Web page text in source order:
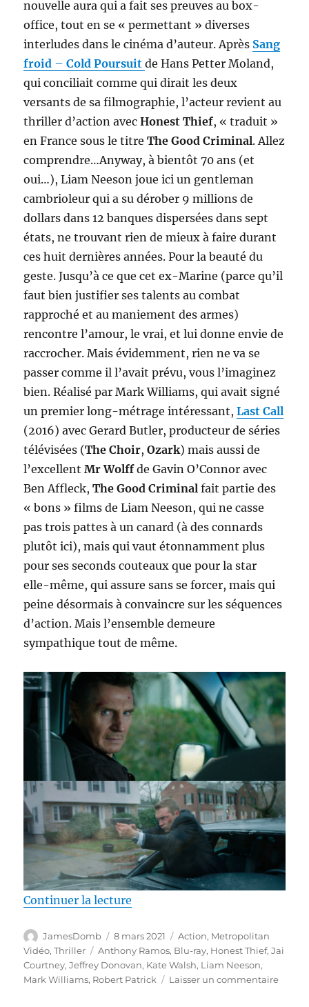
nouvelle aura qui a fait ses preuves au box-
office, tout en se « permettant » diverses
interludes dans le cinéma d’auteur. Après Sang
froid –Cold Poursuit de Hans Petter Moland,
qui conciliait comme qui dirait les deux
versants de sa filmographie, l’acteur revient au
thriller d’action avecHonest Thief, « traduit »
en France sous le titreThe Good Criminal. Allez
comprendre…Anyway, à bientôt 70 ans (et
oui…), Liam Neeson joue ici un gentleman
cambrioleur qui a su dérober 9 millions de
dollars dans 12 banques dispersées dans sept
états, ne trouvant rien de mieux à faire durant
ces huit dernières années. Pour la beauté du
geste. Jusqu’à ce que cet ex-Marine (parce qu’il
faut bien justifier ses talents au combat
rapproché et au maniement des armes)
rencontre l’amour, le vrai, et lui donne envie de
raccrocher. Mais évidemment, rien ne va se
passer comme il l’avait prévu, vous l’imaginez
bien. Réalisé par Mark Williams, qui avait signé
un premier long-métrage intéressant,Last Call
(2016) avec Gerard Butler, producteur de séries
télévisées (The Choir,Ozark) mais aussi de
l’excellentMr Wolffde Gavin O’Connor avec
Ben Affleck,The Good Criminal fait partie des
« bons » films de Liam Neeson, qui ne casse
pas trois pattes à un canard (à des connards
plutôt ici), mais qui vaut étonnamment plus
pour ses seconds couteaux que pour la star
elle-même, qui assure sans se forcer, mais qui
peine désormais à convaincre sur les séquences
d’action. Mais l’ensemble demeure
sympathique tout de même.
Continuer la lecture
Auteur
JamesDomb
Publié
le
8 mars 2021 Catégories
Action, Metropolitan
Vidéo,Thriller Étiquettes
Anthony Ramos, Blu-ray, Honest Thief,Jai
Courtney,Jeffrey Donovan, Kate Walsh, Liam Neeson,
Mark Williams, Robert Patrick Laisser un commentairesur